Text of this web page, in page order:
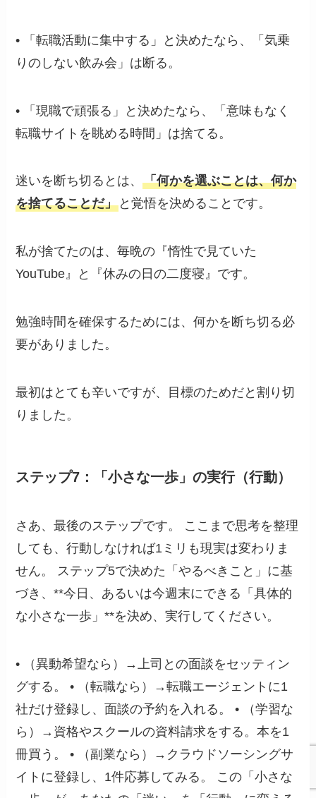
• 「転職活動に集中する」と決めたなら、「気乗
りのしない飲み会」は断る。
• 「現職で頑張る」と決めたなら、「意味もなく
転職サイトを眺める時間」は捨てる。
迷いを断ち切るとは、「何かを選ぶことは、何か
を捨てることだ」 と覚悟を決めることです。
私が捨てたのは、毎晩の『惰性で見ていた
YouTube』と『休みの日の二度寝』です。
勉強時間を確保するためには、何かを断ち切る必
要がありました。
最初はとても辛いですが、目標のためだと割り切
りました。
ステップ7：「小さな一歩」の実行（行動）
さあ、最後のステップです。 ここまで思考を整理
しても、行動しなければ1ミリも現実は変わりま
せん。 ステップ5で決めた「やるべきこと」に基
づき、**今日、あるいは今週末にできる「具体的
な小さな一歩」**を決め、実行してください。
• （異動希望なら）→上司との面談をセッティン
グする。 • （転職なら）→転職エージェントに1
社だけ登録し、面談の予約を入れる。 • （学習な
ら）→資格やスクールの資料請求をする。本を1
冊買う。 • （副業なら）→クラウドソーシングサ
イトに登録し、1件応募してみる。 この「小さな